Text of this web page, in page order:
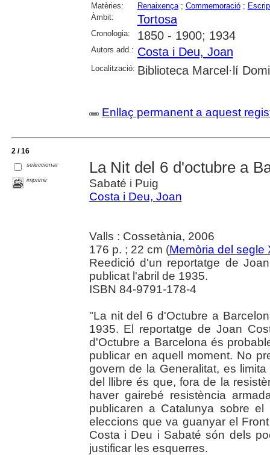
Matèries: Renaixença; Commemoració;
Àmbit:
Tortosa
Cronologia: 1850 - 1900; 1934
Autors add.: Costa i Deu, Joan
Localització: Biblioteca Marcel·lí
Enllaç permanent a aquest
2 / 16
seleccionar
imprimir
La Nit del 6 d'octubre a
Sabaté i Puig
Costa i Deu, Joan
Valls : Cossetània, 2006
176 p. ; 22 cm (Memòria del segle
Reedició d'un reportatge de
publicat l'abril de 1935.
ISBN 84-9791-178-4
"La nit del 6 d'Octubre a
1935. El reportatge de Joan
d'Octubre a Barcelona és
publicar en aquell moment. No
govern de la Generalitat, es
del llibre és que, fora de la
haver gairebé resistència
publicaren a Catalunya sobre
eleccions que va guanyar el
Costa i Deu i Sabaté són dels
justificar les esquerres.